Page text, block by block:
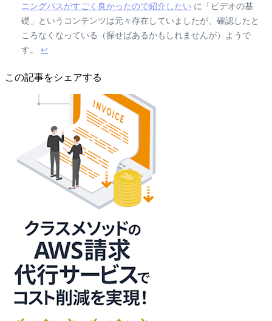
ニングパスがすごく良かったので紹介したい に「ビデオの基
礎」というコンテンツは元々存在していましたが、確認したと
ころなくなっている（探せばあるかもしれませんが）ようで
す。↩
この記事をシェアする